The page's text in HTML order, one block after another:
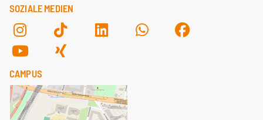
SOZIALE MEDIEN
CAMPUS